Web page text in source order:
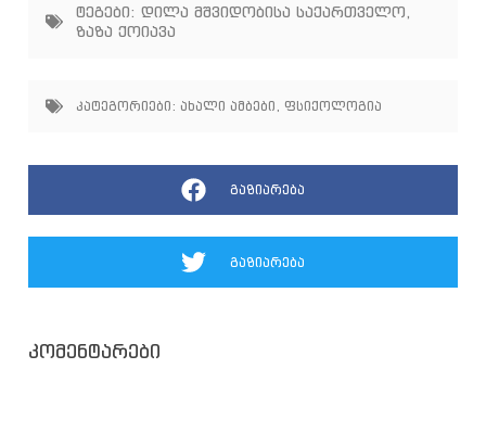
ტეგები: დილა მშვიდობისა საქართველო
ზაზა ქოიავა
კატეგორიები: ახალი ამბები , ფსიქოლოგია
გაზიარება
გაზიარება
კომენტარები